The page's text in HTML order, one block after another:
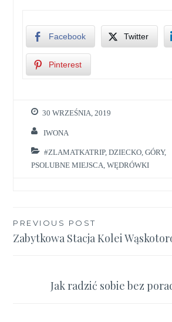
Facebook Twitter
Pinterest
30 WRZEŚNIA, 2019
IWONA
#ZLAMATKATRIP,DZIECKO ,GÓRY,
PSOLUBNE MIEJSCA ,WĘDRÓWKI
Nawigacja
wpisu
PREVIOUS POST
Zabytkowa Stacja Kolei
Jak radzić sobie bez